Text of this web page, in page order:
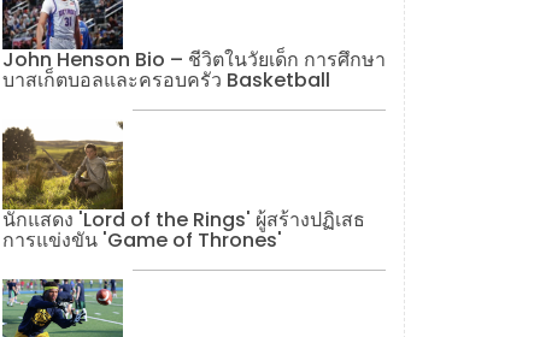
John Henson Bio – ชีวิตในวัยเด็ก การศึกษา
บาสเก็ตบอลและครอบครัว Basketball
นักแสดง 'Lord of the Rings' ผู้สร้างปฏิเสธ
การแข่งขัน 'Game of Thrones'